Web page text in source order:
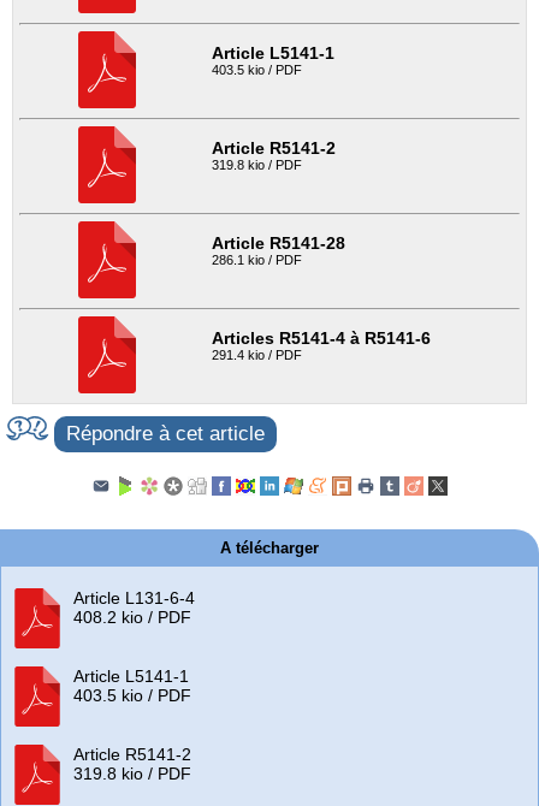
Article L5141-1
403.5 kio / PDF
Article R5141-2
319.8 kio / PDF
Article R5141-28
286.1 kio / PDF
Articles R5141-4 à R5141-6
291.4 kio / PDF
Répondre à cet article
A télécharger
Article L131-6-4
408.2 kio / PDF
Article L5141-1
403.5 kio / PDF
Article R5141-2
319.8 kio / PDF